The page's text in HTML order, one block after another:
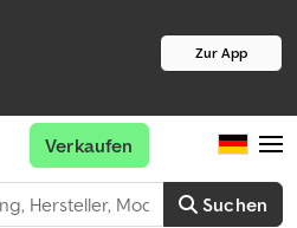
Zur App
Suchen
Verkaufen